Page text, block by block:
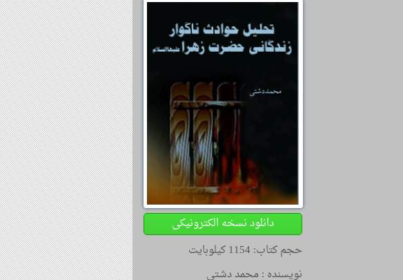
دانلود نسخه الکترونیکی
حجم کتاب: 1154 کیلوبایت
نویسنده : محمد دشتی